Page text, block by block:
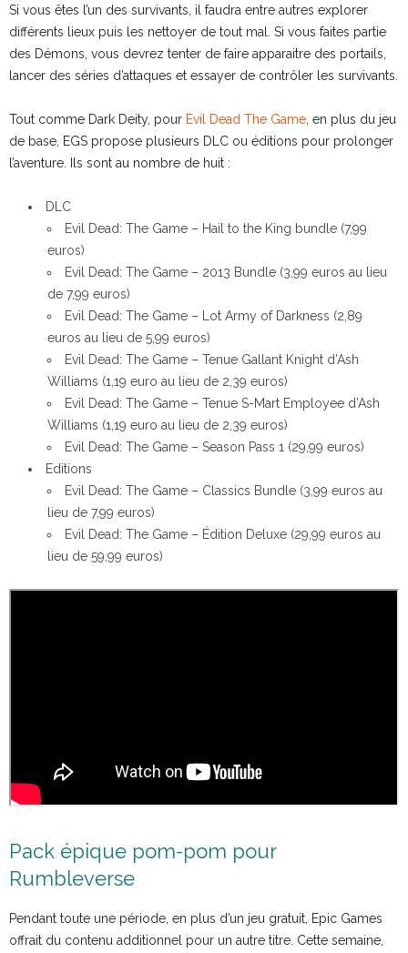
Si vous êtes l’un des survivants, il faudra entre autres explorer
différents lieux puis les nettoyer de tout mal. Si vous faites partie
des Démons, vous devrez tenter de faire apparaitre des portails,
lancer des séries d’attaques et essayer de contrôler les survivants.
Tout comme Dark Deity, pour Evil Dead The Game , en plus du jeu
de base, EGS propose plusieurs DLC ou éditions pour prolonger
l’aventure. Ils sont au nombre de huit :
DLC
Evil Dead: The Game – Hail to the King bundle (7,99
euros)
Evil Dead: The Game – 2013 Bundle (3,99 euros au lieu
de 7,99 euros)
Evil Dead: The Game – Lot Army of Darkness (2,89
euros au lieu de 5,99 euros)
Evil Dead: The Game – Tenue Gallant Knight d’Ash
Williams (1,19 euro au lieu de 2,39 euros)
Evil Dead: The Game – Tenue S-Mart Employee d’Ash
Williams (1,19 euro au lieu de 2,39 euros)
Evil Dead: The Game – Season Pass 1 (29,99 euros)
Editions
Evil Dead: The Game – Classics Bundle (3,99 euros au
lieu de 7,99 euros)
Evil Dead: The Game – Édition Deluxe (29,99 euros au
lieu de 59,99 euros)
Pack épique pom-pom pour
Rumbleverse
Pendant toute une période, en plus d’un jeu gratuit, Epic Games
offrait du contenu additionnel pour un autre titre. Cette semaine,